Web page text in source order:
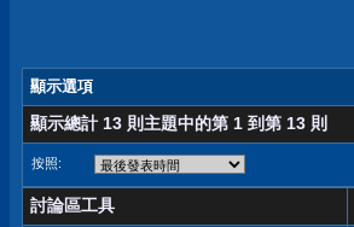
顯示選項
顯示總計 13 則主題中的第 1 到第 13 則
按照:
討論區工具